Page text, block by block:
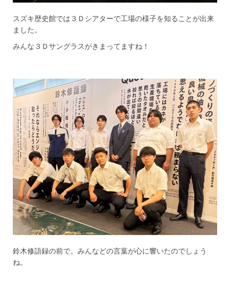
スズキ歴史館では３Ｄシアターで工場の様子を知ることが出来
ました。
みんな３Ｄサングラスがきまってますね！
鈴木修語録の前で。みんなどの言葉が心に響いたのでしょう
ね。